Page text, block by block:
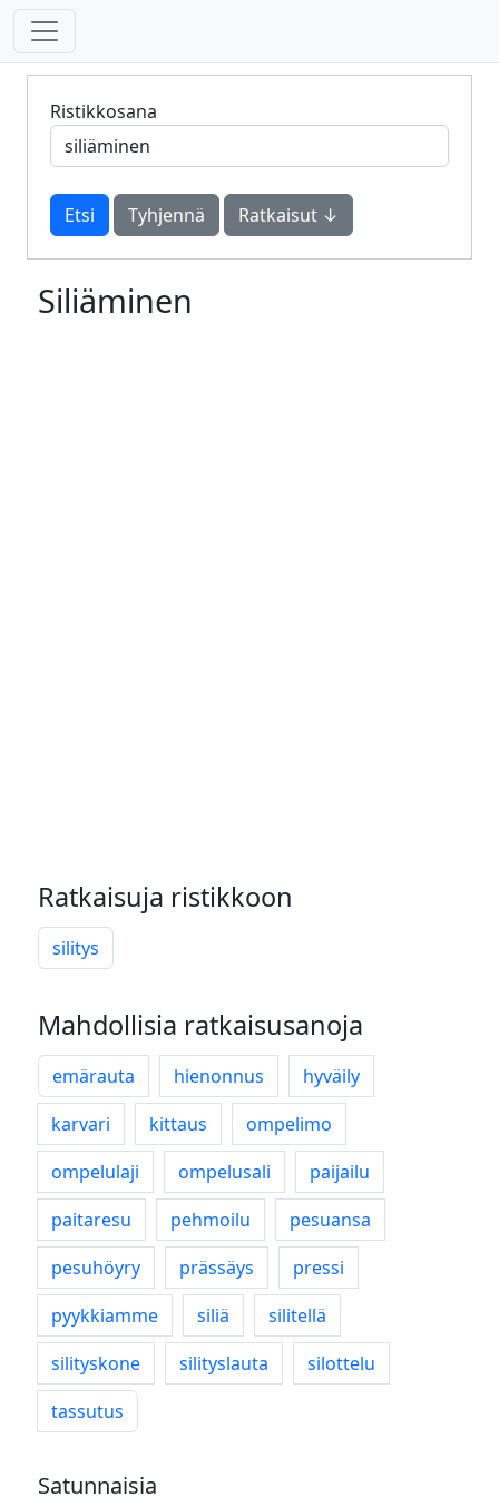
Ristikkosana
Tyhjennä Ratkaisut ↓
Siliäminen
Ratkaisuja ristikkoon
silitys
Mahdollisia ratkaisusanoja
emärauta hienonnus
hyväily
karvari
kittaus
ompelimo
ompelulaji
ompelusali
paijailu
paitaresu
pehmoilu
pesuansa
pesuhöyry
prässäys
pressi
pyykkiamme
siliä
silitellä
silityskone
silityslauta
silottelu
tassutus
Satunnaisia